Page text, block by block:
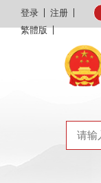
登录
注册
繁體版